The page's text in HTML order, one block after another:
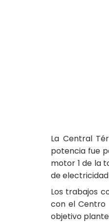
La Central
potencia fue
motor 1 de la
de
Los trabajos
con el Centro
objetivo